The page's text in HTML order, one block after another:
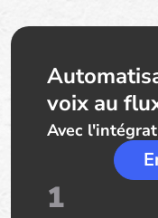
voix au
Avec
1